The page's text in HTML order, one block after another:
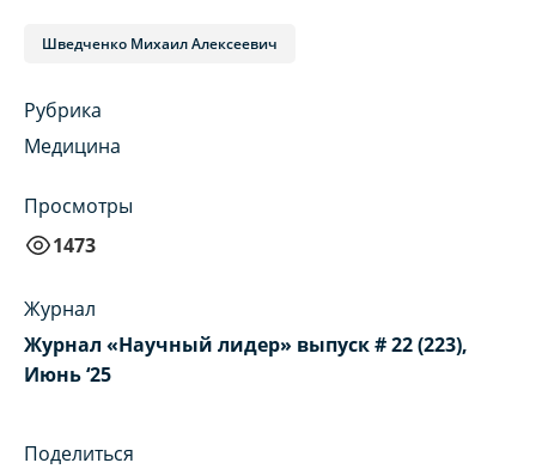
Шведченко Михаил Алексеевич
Рубрика
Медицина
Просмотры
1473
Журнал
Журнал «Научный лидер» выпуск # 22 (223),
Июнь ‘25
Поделиться